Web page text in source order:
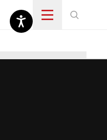
נפתח בכרטיסייה חדשה